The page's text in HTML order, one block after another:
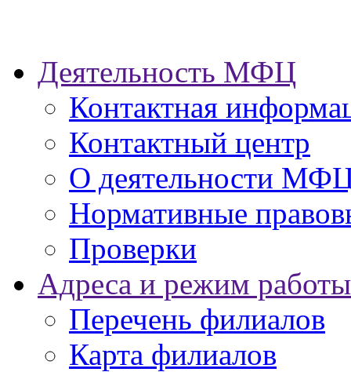
Деятельность МФЦ
Контактная
Контактный центр
О деятельности
Нормативные
Проверки
Адреса и режим работы
Перечень филиалов
Карта филиалов